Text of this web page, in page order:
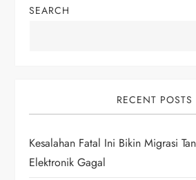
n
i
g
a
SEARCH
RECENT POSTS
Kesalahan Fatal Ini Bikin Migrasi
Elektronik Gagal